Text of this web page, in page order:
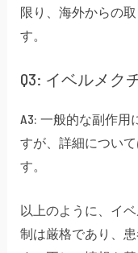
限り、海外からの
す。
Q3: イベルメク
A3: 一般的な副作用
すが、詳細につい
す。
以上のように、イ
制は厳格であり、